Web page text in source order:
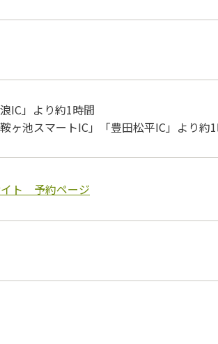
IC」より約1時間
ヶ池スマートIC」「豊田松平IC」より約
イト 予約ページ